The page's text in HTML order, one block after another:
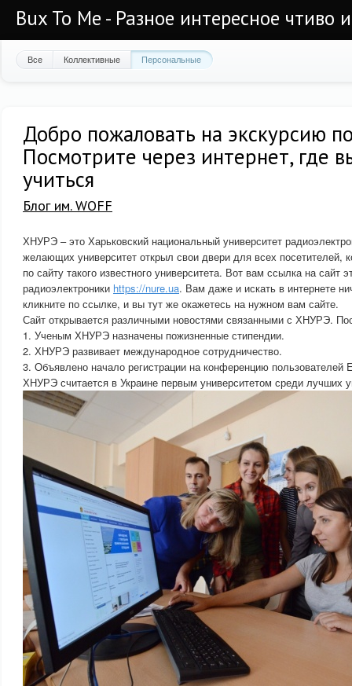
Bux To Me - Разное интересное чтиво
Все Коллективные Персональные
Добро пожаловать на экскурсию
Посмотрите через интернет, где
учиться
Блог им. WOFF
ХНУРЭ – это Харьковский национальный университет
желающих университет открыл свои двери для всех посетителей,
по сайту такого известного университета. Вот вам ссылка на сайт
радиоэлектроники https://nure.ua. Вам даже и искать в интернете
кликните по ссылке, и вы тут же окажетесь на нужном вам сайте.
Сайт открывается различными новостями связанными с ХНУРЭ.
1. Ученым ХНУРЭ назначены пожизненные стипендии.
2. ХНУРЭ развивает международное сотрудничество.
3. Объявлено начало регистрации на конференцию пользователей
ХНУРЭ считается в Украине первым университетом среди лучших